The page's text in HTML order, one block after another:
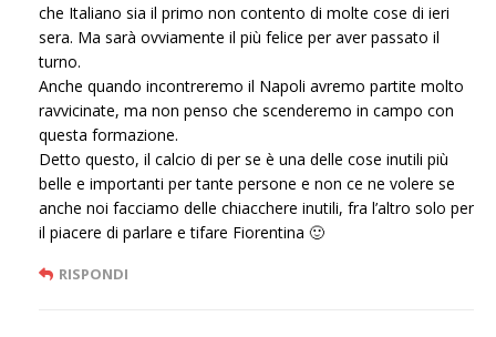
che Italiano sia il primo non contento di molte cose di ieri
sera. Ma sarà ovviamente il più felice per aver passato il
turno.
Anche quando incontreremo il Napoli avremo partite molto
ravvicinate, ma non penso che scenderemo in campo con
questa formazione.
Detto questo, il calcio di per se è una delle cose inutili più
belle e importanti per tante persone e non ce ne volere se
anche noi facciamo delle chiacchere inutili, fra l’altro solo per
il piacere di parlare e tifare Fiorentina 🙂
RISPONDI